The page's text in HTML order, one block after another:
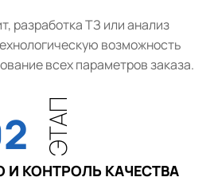
разработка ТЗ или анализ
возможность
всех параметров заказа.
ЭТАП
КОНТРОЛЬ КАЧЕСТВА